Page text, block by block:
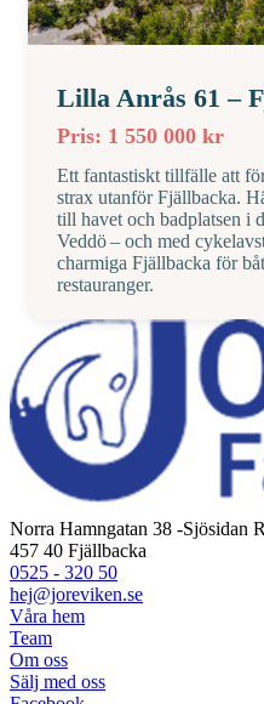
Lilla Anrås 61 –
Pris: 1 550 000 kr
Ett fantastiskt tillfälle att
strax utanför Fjällbacka.
till havet och badplatsen i
Veddö – och med
charmiga Fjällbacka för
restauranger.
Norra Hamngatan 38 -Sjösidan
457 40 Fjällbacka
0525 - 320 50
hej@joreviken.se
Våra hem
Team
Om oss
Sälj med oss